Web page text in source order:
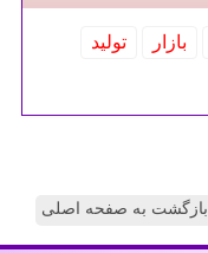
بازار
تولید
بازگشت به صفحه اصلی